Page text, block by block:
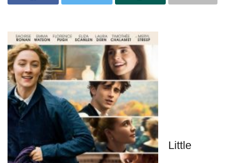
Little